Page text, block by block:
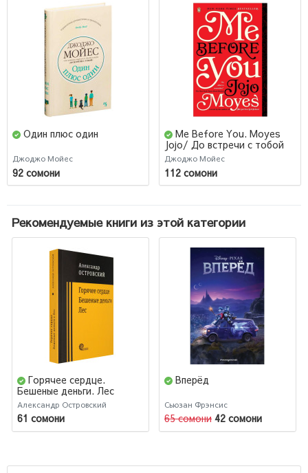
Один плюс один
Джоджо Мойес
92 сомони
Me Before You. Moyes
Jojo/ До встречи с тобой
Джоджо Мойес
112 сомони
Рекомендуемые книги из этой категории
Горячее сердце.
Бешеные деньги. Лес
Александр Островский
61 сомони
Вперёд
Сьюзан Фрэнсис
65 сомони 42 сомони